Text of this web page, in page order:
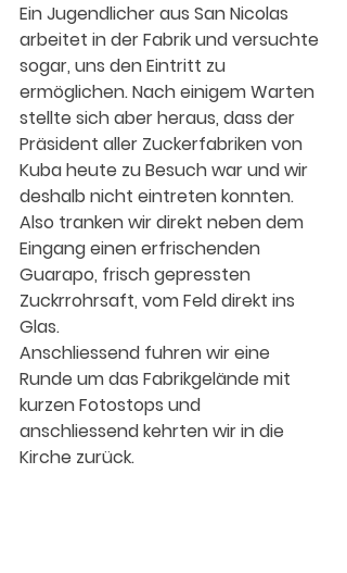
Ein Jugendlicher aus San Nicolas
arbeitet in der Fabrik und versuchte
sogar, uns den Eintritt zu
ermöglichen. Nach einigem Warten
stellte sich aber heraus, dass der
Präsident aller Zuckerfabriken von
Kuba heute zu Besuch war und wir
deshalb nicht eintreten konnten.
Also tranken wir direkt neben dem
Eingang einen erfrischenden
Guarapo, frisch gepressten
Zuckrrohrsaft, vom Feld direkt ins
Glas.
Anschliessend fuhren wir eine
Runde um das Fabrikgelände mit
kurzen Fotostops und
anschliessend kehrten wir in die
Kirche zurück.